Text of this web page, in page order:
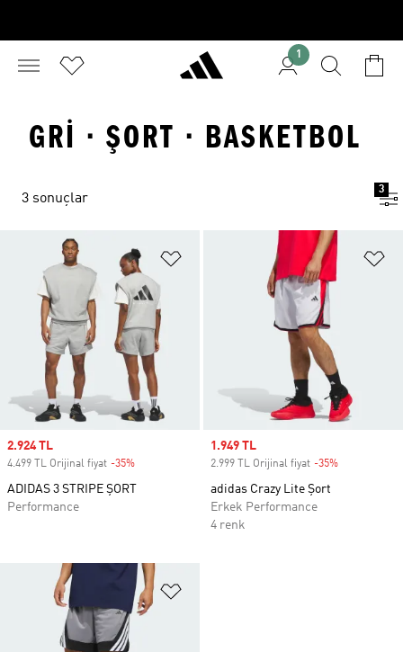
1
GRI · ŞORT · BASKETBOL
3 sonuçlar
3
Favori Listesine Ekle
Sale price
2.924 TL
4.499 TL Orijinal fiyat -35%
ADIDAS 3 STRIPE ŞORT
Performance
Sale price
1.949 TL
2.999 TL Orijinal fiyat -35%
adidas Crazy Lite Şort
Erkek Performance
4 renk